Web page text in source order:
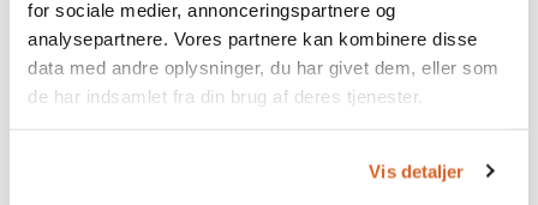
for sociale medier, annonceringspartnere og
analysepartnere. Vores partnere kan kombinere disse
data med andre oplysninger, du har givet dem, eller som
de har indsamlet fra din brug af deres tjenester.
Vis detaljer
Eutanasi (2)
Eventyr(12)
Falskneri(1)
Familie(35)